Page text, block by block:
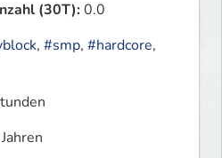
(30T):0.0
, #smp, #hardcore,